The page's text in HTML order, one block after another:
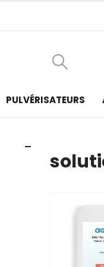
PULVÉRISATEURS